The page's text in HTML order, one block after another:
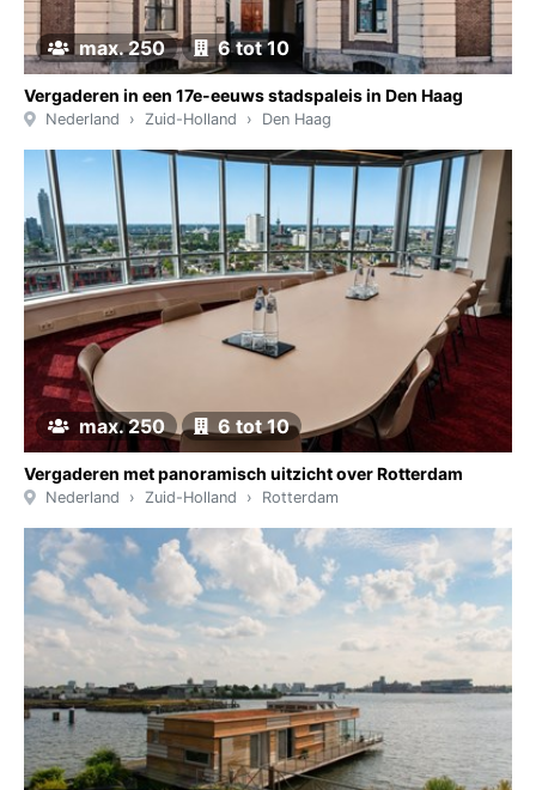
max. 250 6 tot 10
Vergaderen in een 17e-eeuws stadspaleis in Den Haag
Nederland Zuid-Holland Den Haag
max. 250 6 tot 10
Vergaderen met panoramisch uitzicht over Rotterdam
Nederland Zuid-Holland Rotterdam